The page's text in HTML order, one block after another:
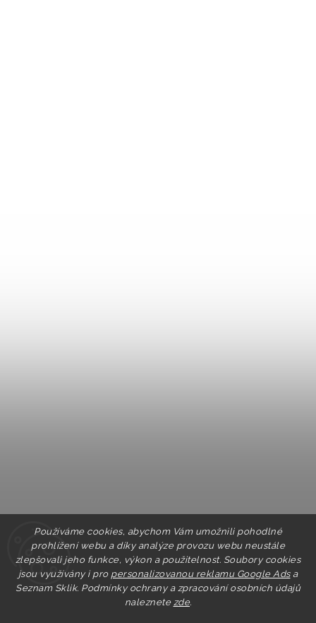
Používáme cookies, abychom Vám umožnili pohodlné
prohlížení webu a díky analýze provozu webu neustále
zlepšovali jeho funkce, výkon a použitelnost. Soubory cookies
jsou využívány i pro personalizovanou reklamu Google Adsa
Seznam Sklik. Podmínky ochrany a zpracování osobních údajů
naleznete zde.